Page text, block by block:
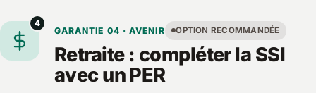
4
GARANTIE 04 · AVENIR OPTION RECOMMANDÉE
Retraite : compléter la SSI
avec un PER